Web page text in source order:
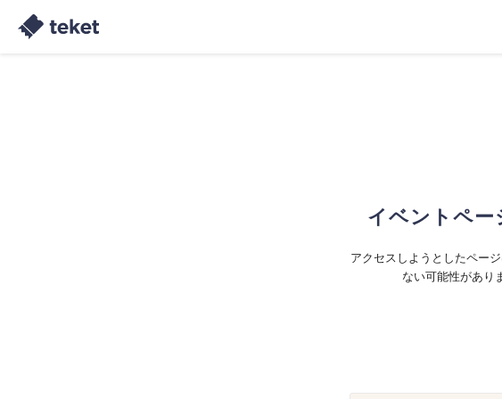
イベントペー
アクセスしようとしたペー
ない可能性があり